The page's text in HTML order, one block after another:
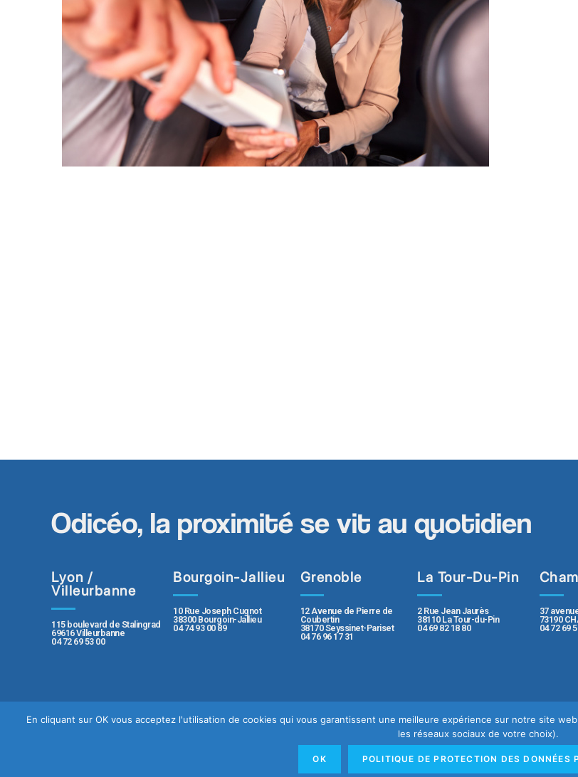
Odicéo, la proximité se vit au quotidien
Lyon /
Villeurbanne
115 boulevard de Stalingrad
69616 Villeurbanne
04 72 69 53 00
Bourgoin-Jallieu
10 Rue Joseph Cugnot
38300 Bourgoin-Jallieu
04 74 93 00 89
Grenoble
12 Avenue de Pierre de
Coubertin
38170 Seyssinet-Pariset
04 76 96 17 31
La Tour-Du-Pin
2 Rue Jean Jaurès
38110 La Tour-du-Pin
04 69 82 18 80
37
73190
04 72 69
Plan du site
Mentions légales
Politique de protection des données personnelles
Rapport de transparence
En cliquant sur OK vous acceptez l'utilisation de cookies qui vous garantissent une meilleure expérience sur notre site
les réseaux sociaux de votre choix).
OK POLITIQUE DE PROTECTION DES DONNÉES